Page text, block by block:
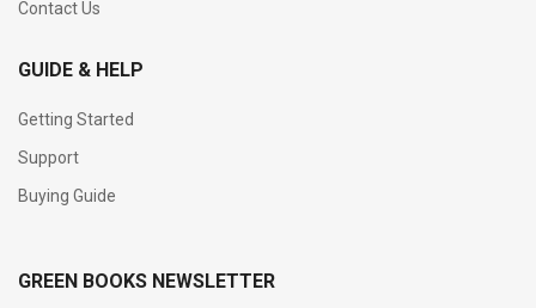
Contact Us
GUIDE & HELP
Getting Started
Support
Buying Guide
GREEN BOOKS NEWSLETTER